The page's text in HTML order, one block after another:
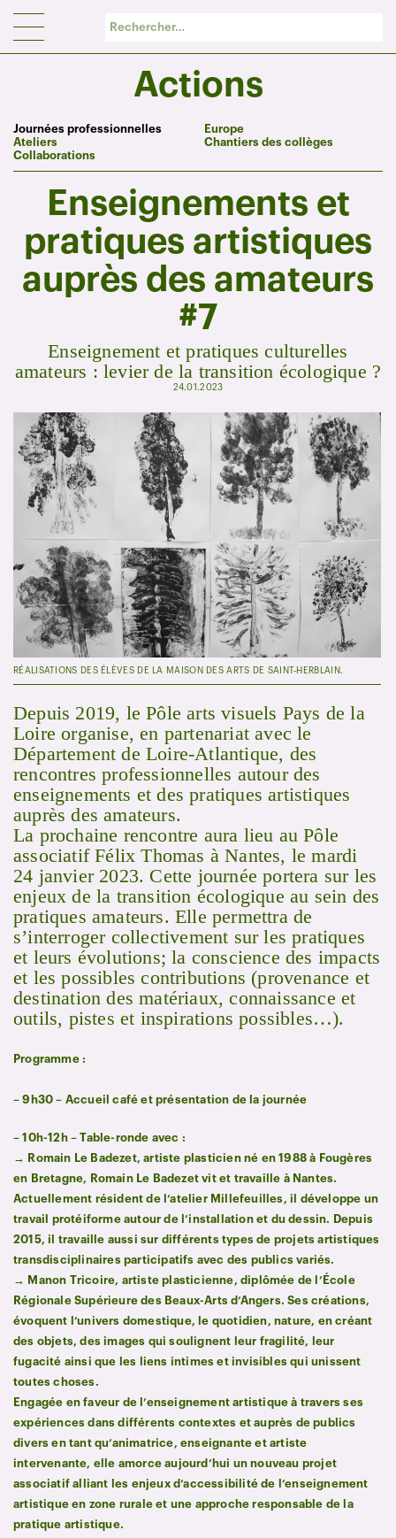
Actions
Journées professionnelles
Ateliers
Collaborations
Europe
Chantiers des collèges
Enseignements et
pratiques artistiques
auprès des amateurs
#7
Enseignement et pratiques culturelles
amateurs : levier de la transition écologique ?
24.01.2023
RÉALISATIONS DES ÉLÈVES DE LA MAISON DES ARTS DE SAINT-HERBLAIN.
Depuis 2019, le Pôle arts visuels Pays de la
Loire organise, en partenariat avec le
Département de Loire-Atlantique, des
rencontres professionnelles autour des
enseignements et des pratiques artistiques
auprès des amateurs.
La prochaine rencontre aura lieu au Pôle
associatif Félix Thomas à Nantes, le mardi
24 janvier 2023. Cette journée portera sur les
enjeux de la transition écologique au sein des
pratiques amateurs. Elle permettra de
s’interroger collectivement sur les pratiques
et leurs évolutions; la conscience des impacts
et les possibles contributions (provenance et
destination des matériaux, connaissance et
outils, pistes et inspirations possibles…).
Programme :
– 9h30 – Accueil café et présentation de la journée
– 10h-12h – Table-ronde avec :
→
Romain Le Badezet, artiste plasticien né en 1988 à Fougères
en Bretagne, Romain Le Badezet vit et travaille à Nantes.
Actuellement résident de l’atelier Millefeuilles, il développe un
travail protéiforme autour de l’installation et du dessin. Depuis
2015, il travaille aussi sur différents types de projets artistiques
transdisciplinaires participatifs avec des publics variés.
→ Manon Tricoire, artiste plasticienne, diplômée de l’École
Régionale Supérieure des Beaux-Arts d’Angers. Ses créations,
évoquent l’univers domestique, le quotidien, nature, en créant
des objets, des images qui soulignent leur fragilité, leur
fugacité ainsi que les liens intimes et invisibles qui unissent
toutes choses.
Engagée en faveur de l’enseignement artistique à travers ses
expériences dans différents contextes et auprès de publics
divers en tant qu’animatrice, enseignante et artiste
intervenante, elle amorce aujourd’hui un nouveau projet
associatif alliant les enjeux d’accessibilité de l’enseignement
artistique en zone rurale et une approche responsable de la
pratique artistique.